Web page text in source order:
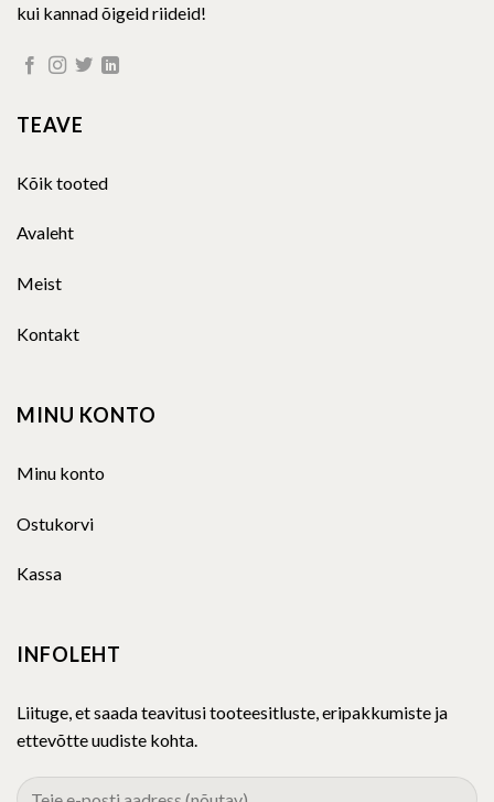
kui kannad õigeid riideid!
TEAVE
Kõik tooted
Avaleht
Meist
Kontakt
MINU KONTO
Minu konto
Ostukorvi
Kassa
INFOLEHT
Liituge, et saada teavitusi tooteesitluste, eripakkumiste ja
ettevõtte uudiste kohta.